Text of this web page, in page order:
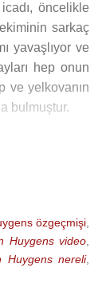
öncelikle
sarkaç
yavaşlıyor ve
hep onun
ve yelkovanın
bulmuştur.
Huygens,
yaklaşık 24
olaylarını ilk
olduğunu kabul
özgeçmişi
Huygens video
Huygens nereli,